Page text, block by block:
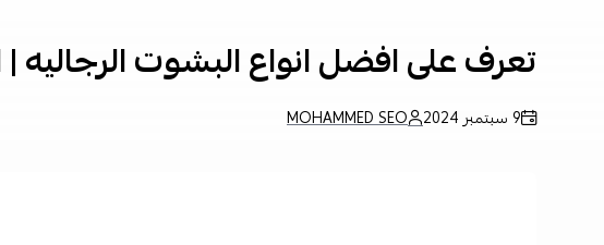
تعرف على افضل انواع البشوت الرجاليه |
9 سبتمبر 2024 MOHAMMED SEO